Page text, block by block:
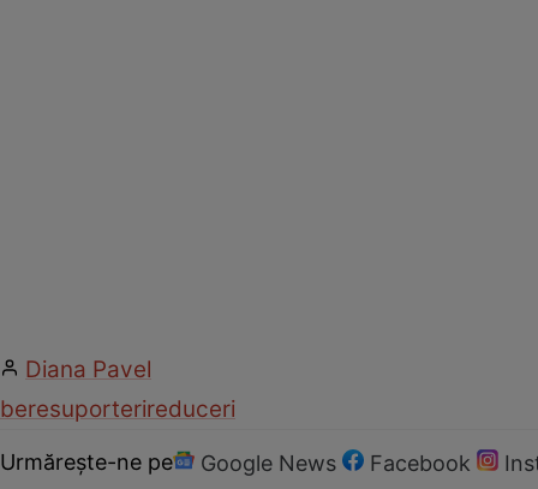
Diana Pavel
beresuporterireduceri
Urmărește-ne pe Google News Facebook